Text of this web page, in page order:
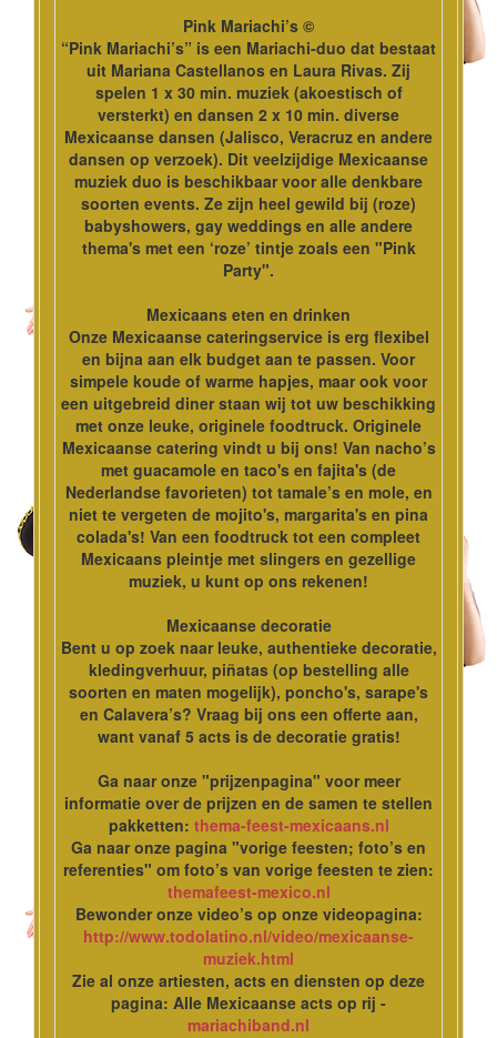
Pink Mariachi’s ©
“Pink Mariachi’s” is een Mariachi-duo dat bestaat
uit Mariana Castellanos en Laura Rivas. Zij
spelen 1 x 30 min. muziek (akoestisch of
versterkt) en dansen 2 x 10 min. diverse
Mexicaanse dansen (Jalisco, Veracruz en andere
dansen op verzoek). Dit veelzijdige Mexicaanse
muziek duo is beschikbaar voor alle denkbare
soorten events. Ze zijn heel gewild bij (roze)
babyshowers, gay weddings en alle andere
thema's met een ‘roze’ tintje zoals een "Pink
Party".
Mexicaans eten en drinken
Onze Mexicaanse cateringservice is erg flexibel
en bijna aan elk budget aan te passen. Voor
simpele koude of warme hapjes, maar ook voor
een uitgebreid diner staan wij tot uw beschikking
met onze leuke, originele foodtruck. Originele
Mexicaanse catering vindt u bij ons! Van nacho’s
met guacamole en taco's en fajita's (de
Nederlandse favorieten) tot tamale’s en mole, en
niet te vergeten de mojito's, margarita's en pina
colada's! Van een foodtruck tot een compleet
Mexicaans pleintje met slingers en gezellige
muziek, u kunt op ons rekenen!
Mexicaanse decoratie
Bent u op zoek naar leuke, authentieke decoratie,
kledingverhuur, piñatas (op bestelling alle
soorten en maten mogelijk), poncho's, sarape's
en Calavera’s? Vraag bij ons een offerte aan,
want vanaf 5 acts is de decoratie gratis!
Ga naar onze "prijzenpagina" voor meer
informatie over de prijzen en de samen te stellen
pakketten: thema-feest-mexicaans.nl
Ga naar onze pagina "vorige feesten; foto’s en
referenties" om foto’s van vorige feesten te zien:
themafeest-mexico.nl
Bewonder onze video’s op onze videopagina:
http://www.todolatino.nl/video/mexicaanse-
muziek.html
Zie al onze artiesten, acts en diensten op deze
pagina: Alle Mexicaanse acts op rij -
mariachiband.nl